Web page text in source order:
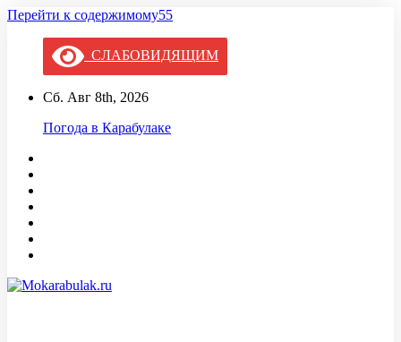
Перейти к содержимому55
СЛАБОВИДЯЩИМ
Сб. Авг 8th, 2026
Погода в Карабулаке